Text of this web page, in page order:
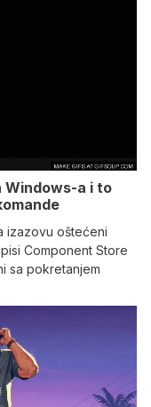
Windows-a i to
izazovu oštećeni
Component Store
sa pokretanjem